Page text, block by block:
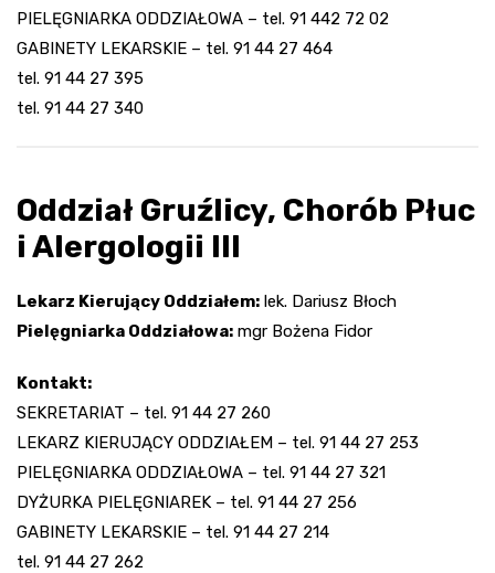
PIELĘGNIARKA ODDZIAŁOWA – tel. 91 442 72 02
GABINETY LEKARSKIE – tel. 91 44 27 464
tel. 91 44 27 395
tel. 91 44 27 340
Oddział Gruźlicy, Chorób Płuc
i Alergologii III
Lekarz Kierujący Oddziałem: lek. Dariusz Błoch
Pielęgniarka Oddziałowa: mgr Bożena Fidor
Kontakt:
SEKRETARIAT – tel. 91 44 27 260
LEKARZ KIERUJĄCY ODDZIAŁEM – tel. 91 44 27 253
PIELĘGNIARKA ODDZIAŁOWA – tel. 91 44 27 321
DYŻURKA PIELĘGNIAREK – tel. 91 44 27 256
GABINETY LEKARSKIE – tel. 91 44 27 214
tel. 91 44 27 262